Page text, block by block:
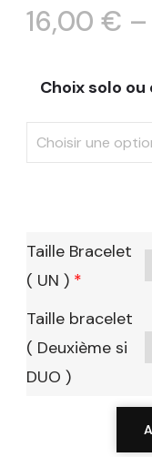
16,00 € –
Choix solo ou
Taille Bracelet
( UN ) *
Taille bracelet
( Deuxième si
DUO )